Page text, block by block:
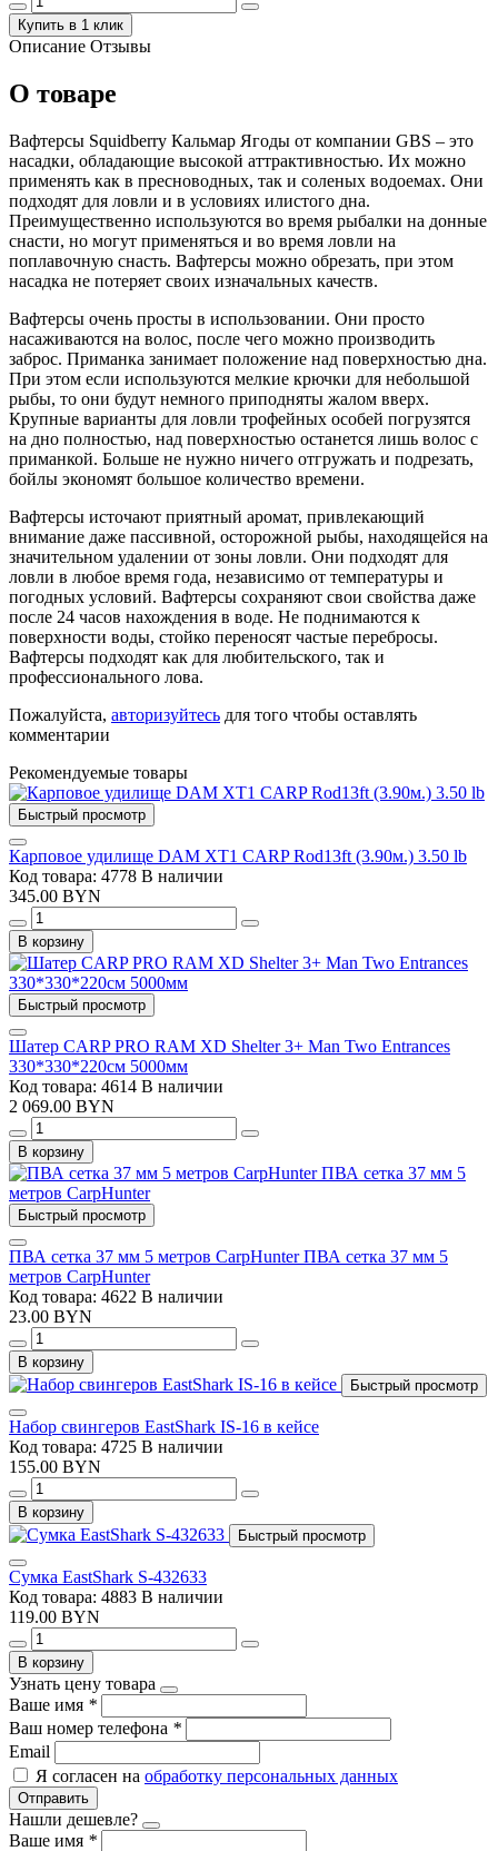
Купить в 1 клик
Описание Отзывы
О товаре
Вафтерсы Squidberry Кальмар Ягоды от компании GBS – это
насадки, обладающие высокой аттрактивностью. Их можно
применять как в пресноводных, так и соленых водоемах. Они
подходят для ловли и в условиях илистого дна.
Преимущественно используются во время рыбалки на донные
снасти, но могут применяться и во время ловли на
поплавочную снасть. Вафтерсы можно обрезать, при этом
насадка не потеряет своих изначальных качеств.
Вафтерсы очень просты в использовании. Они просто
насаживаются на волос, после чего можно производить
заброс. Приманка занимает положение над поверхностью дна.
При этом если используются мелкие крючки для небольшой
рыбы, то они будут немного приподняты жалом вверх.
Крупные варианты для ловли трофейных особей погрузятся
на дно полностью, над поверхностью останется лишь волос с
приманкой. Больше не нужно ничего отгружать и подрезать,
бойлы экономят большое количество времени.
Вафтерсы источают приятный аромат, привлекающий
внимание даже пассивной, осторожной рыбы, находящейся на
значительном удалении от зоны ловли. Они подходят для
ловли в любое время года, независимо от температуры и
погодных условий. Вафтерсы сохраняют свои свойства даже
после 24 часов нахождения в воде. Не поднимаются к
поверхности воды, стойко переносят частые перебросы.
Вафтерсы подходят как для любительского, так и
профессионального лова.
Пожалуйста, авторизуйтесь для того чтобы оставлять
комментарии
Рекомендуемые товары
Быстрый просмотр
Карповое удилище DAM XT1 CARP Rod13ft (3.90м.) 3.50 lb
Код товара: 4778 В наличии
345.00 BYN
В корзину
Быстрый просмотр
Шатер CARP PRO RAM XD Shelter 3+ Man Two Entrances
330*330*220см 5000мм
Код товара: 4614 В наличии
2 069.00 BYN
В корзину
Быстрый просмотр
ПВА сетка 37 мм 5 метров CarpHunter ПВА сетка 37 мм 5
метров CarpHunter
Код товара: 4622 В наличии
23.00 BYN
В корзину
Быстрый просмотр
Набор свингеров EastShark IS-16 в кейсе
Код товара: 4725 В наличии
155.00 BYN
В корзину
Быстрый просмотр
Сумка EastShark S-432633
Код товара: 4883 В наличии
119.00 BYN
В корзину
Узнать цену товара
Ваше имя *
Ваш номер телефона *
Email
Я согласен на обработку персональных данных
Отправить
Нашли дешевле?
Ваше имя *